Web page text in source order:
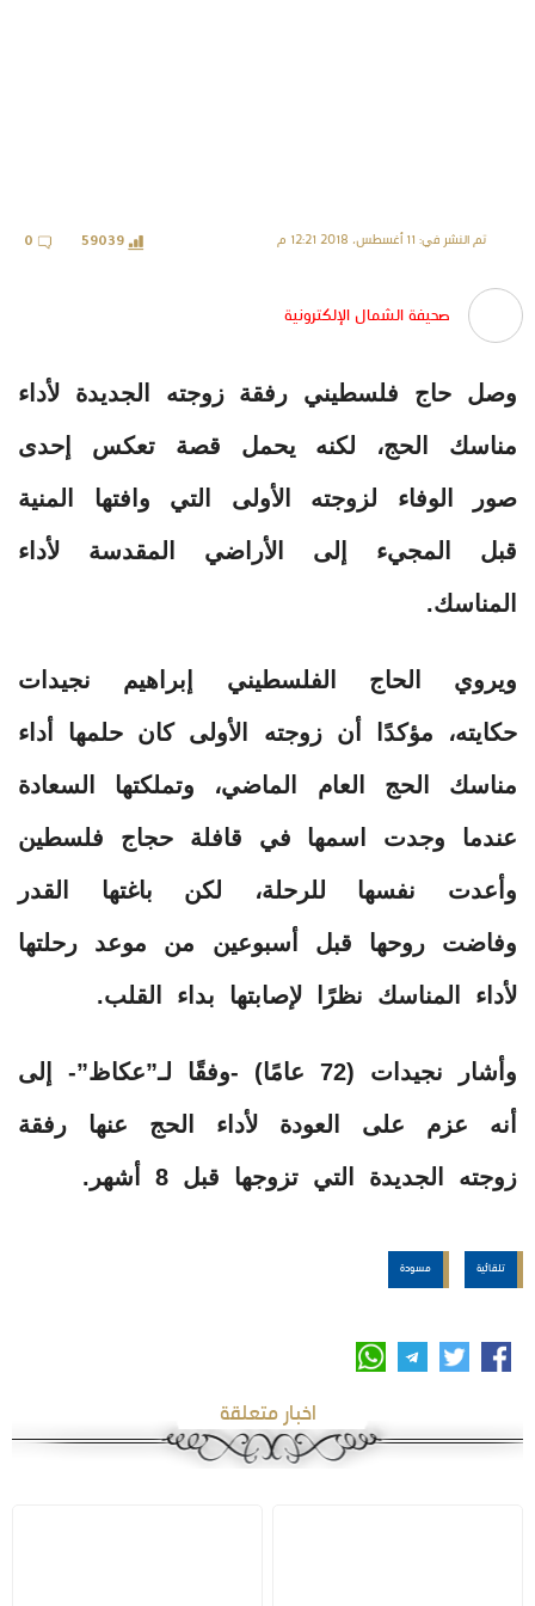
تم النشر في: 11 أغسطس، 2018 12:21 م 59039
0
صحيفة الشمال الإلكترونية
وصل حاج فلسطيني رفقة زوجته الجديدة لأداء
مناسك الحج، لكنه يحمل قصة تعكس إحدى
صور الوفاء لزوجته الأولى التي وافتها المنية
قبل المجيء إلى الأراضي المقدسة لأداء
المناسك.
ويروي الحاج الفلسطيني إبراهيم نجيدات
حكايته، مؤكدًا أن زوجته الأولى كان حلمها أداء
مناسك الحج العام الماضي، وتملكتها السعادة
عندما وجدت اسمها في قافلة حجاج فلسطين
وأعدت نفسها للرحلة، لكن باغتها القدر
وفاضت روحها قبل أسبوعين من موعد رحلتها
لأداء المناسك نظرًا لإصابتها بداء القلب.
وأشار نجيدات (72 عامًا) -وفقًا لـ”عكاظ”- إلى
أنه عزم على العودة لأداء الحج عنها رفقة
زوجته الجديدة التي تزوجها قبل 8 أشهر.
تلقائية مسودة
اخبار متعلقة